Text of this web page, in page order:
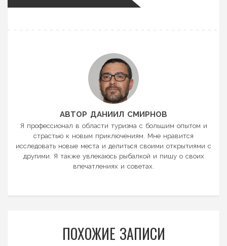
АВТОР ДАНИИЛ СМИРНОВ
Я профессионал в области туризма с большим опытом и
страстью к новым приключениям. Мне нравится
исследовать новые места и делиться своими открытиями с
другими. Я также увлекаюсь рыбалкой и пишу о своих
впечатлениях и советах.
ПОХОЖИЕ ЗАПИСИ